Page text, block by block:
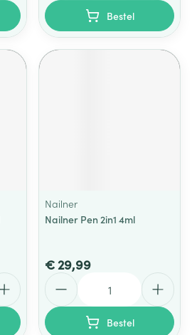
Bestel
Nailner
Nailner Pen 2in1 4ml
€ 29,99
Bestel